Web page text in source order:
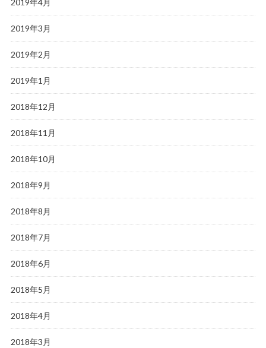
2019年4月
2019年3月
2019年2月
2019年1月
2018年12月
2018年11月
2018年10月
2018年9月
2018年8月
2018年7月
2018年6月
2018年5月
2018年4月
2018年3月